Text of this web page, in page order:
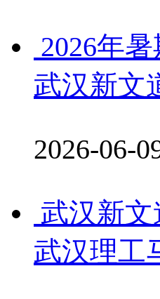
2026年
武汉新文
2026-06-
武汉新文
武汉理工